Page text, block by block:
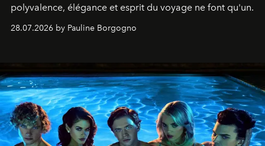
polyvalence, élégance et esprit du voyage ne font qu'un.
28.07.2026 by Pauline Borgogno